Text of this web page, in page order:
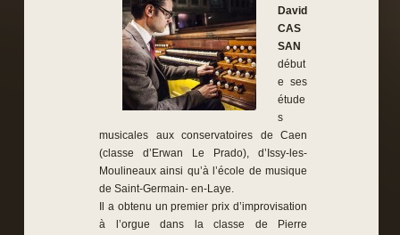
David
CAS
SAN
début
e ses
étude
s
musicales aux conservatoires de Caen
(classe d’Erwan Le Prado), d’Issy-les-
Moulineaux ainsi qu’à l’école de musique
de Saint-Germain- en-Laye.
Il a obtenu un premier prix d’improvisation
à l’orgue dans la classe de Pierre